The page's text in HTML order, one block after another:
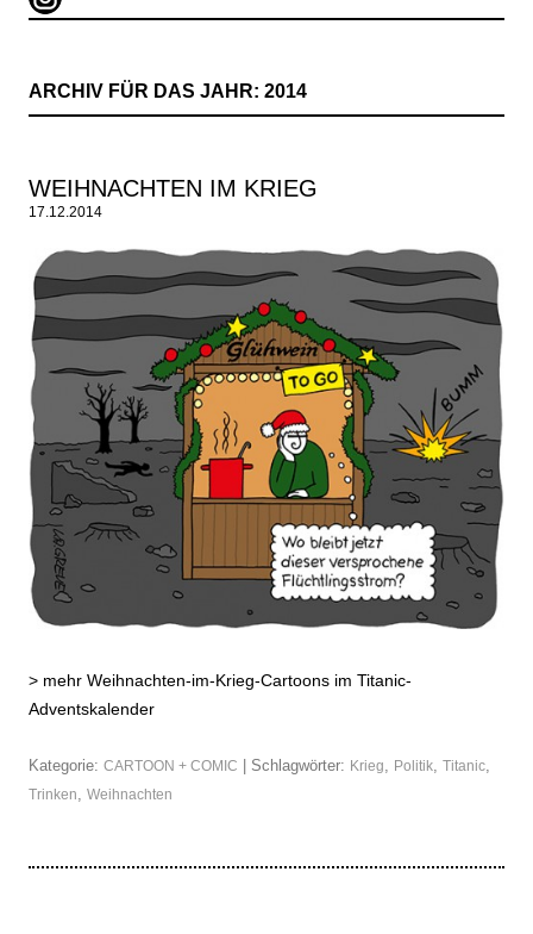
ARCHIV FÜR DAS JAHR: 2014
WEIHNACHTEN IM KRIEG
17.12.2014
> mehr Weihnachten-im-Krieg-Cartoons im Titanic-
Adventskalender
Kategorie: CARTOON + COMIC | Schlagwörter: Krieg Politik Titanic
Trinken Weihnachten